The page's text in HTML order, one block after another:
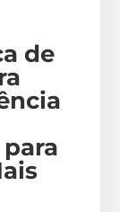
de
ais